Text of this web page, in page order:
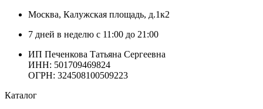
Москва, Калужская площадь, д.1к2
7 дней в неделю с 11:00 до 21:00
ИП Печенкова Татьяна Сергеевна
ИНН: 501709469824
ОГРН: 324508100509223
Каталог